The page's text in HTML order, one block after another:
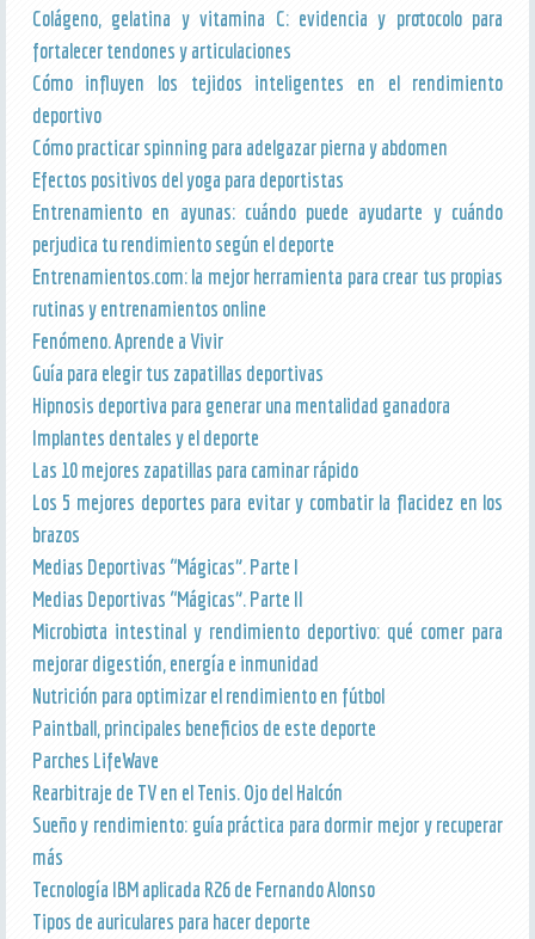
Colágeno, gelatina y vitamina C: evidencia y protocolo para
fortalecer tendones y articulaciones
Cómo influyen los tejidos inteligentes en el rendimiento
deportivo
Cómo practicar spinning para adelgazar pierna y abdomen
Efectos positivos del yoga para deportistas
Entrenamiento en ayunas: cuándo puede ayudarte y cuándo
perjudica tu rendimiento según el deporte
Entrenamientos.com: la mejor herramienta para crear tus propias
rutinas y entrenamientos online
Fenómeno. Aprende a Vivir
Guía para elegir tus zapatillas deportivas
Hipnosis deportiva para generar una mentalidad ganadora
Implantes dentales y el deporte
Las 10 mejores zapatillas para caminar rápido
Los 5 mejores deportes para evitar y combatir la flacidez en los
brazos
Medias Deportivas “Mágicas”. Parte I
Medias Deportivas “Mágicas”. Parte II
Microbiota intestinal y rendimiento deportivo: qué comer para
mejorar digestión, energía e inmunidad
Nutrición para optimizar el rendimiento en fútbol
Paintball, principales beneficios de este deporte
Parches LifeWave
Rearbitraje de TV en el Tenis. Ojo del Halcón
Sueño y rendimiento: guía práctica para dormir mejor y recuperar
más
Tecnología IBM aplicada R26 de Fernando Alonso
Tipos de auriculares para hacer deporte